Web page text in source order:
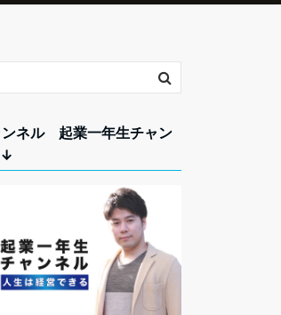
ネル 起業一年生チャン
↓